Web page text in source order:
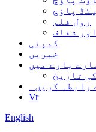
پاؤچ
رول فلم
شفاف
کمپنی
خبریں
بارے میں
تاریخ
رابطہ کریں۔
Vr
English